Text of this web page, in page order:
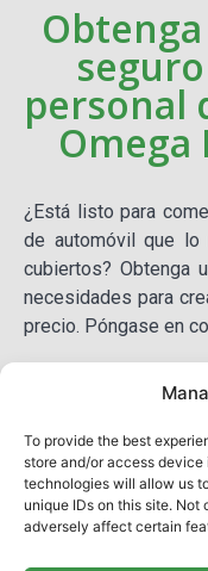
To provide the best
store and/or access
technologies will allow us
unique IDs on this site.
adversely affect certain
personal
Omega
¿Está listo para
de automóvil que lo
cubiertos? Obtenga
necesidades para
precio. Póngase en